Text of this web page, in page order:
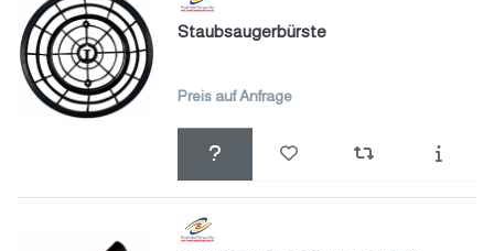
Staubsaugerbürste
Preis auf Anfrage